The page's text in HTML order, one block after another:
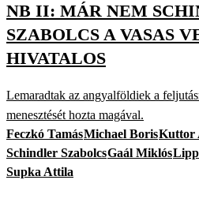
NB II: MÁR NEM
SZABOLCS A VASAS
HIVATALOS
Lemaradtak az angyalföldiek a
menesztését hozta magával.
Feczkó TamásMichael BorisKuttor
Schindler SzabolcsGaál Miklós
Supka Attila